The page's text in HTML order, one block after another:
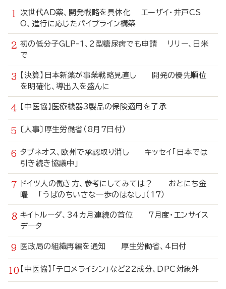
次世代AD薬、開発戦略を具体化 エーザイ・井戸CS
O、進行に応じたパイプライン構築
初の低分子GLP-1、2型糖尿病でも申請 リリー、日米
で
【決算】日本新薬が事業戦略見直し 開発の優先順位
を明確化、導出入を盛んに
【中医協】医療機器3製品の保険適用を了承
〔人事〕厚生労働省（8月7日付）
タブネオス、欧州で承認取り消し キッセイ「日本では
引き続き協議中」
ドイツ人の働き方、参考にしてみては？ おとにち金
曜 「うぱのちいさな一歩のはなし」（17）
キイトルーダ、34カ月連続の首位 7月度・エンサイス
データ
医政局の組織再編を通知 厚生労働省、4日付
【中医協】「テロメライシン」など22成分、DPC対象外